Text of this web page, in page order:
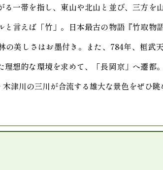
一帯を指し、東山や北山と並び、三方を
言えば「竹」。日本最古の物語『竹取物
の美しさはお墨付き。また、784年、桓武
想的な環境を求めて、「長岡京」へ遷都
津川の三川が合流する雄大な景色をぜひ